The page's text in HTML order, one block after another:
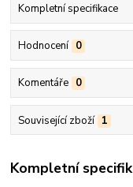
Kompletní specifikace
Hodnocení 0
Komentáře 0
Související zboží 1
Kompletní